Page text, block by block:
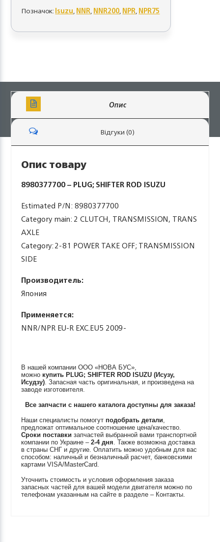
Позначок:Isuzu,NNR,NNR200,NPR,NPR75
Опис
Відгуки (0)
Опис товару
8980377700 – PLUG; SHIFTER ROD ISUZU
Estimated P/N: 8980377700
Category main: 2 CLUTCH, TRANSMISSION, TRANS
AXLE
Category: 2-81 POWER TAKE OFF; TRANSMISSION
SIDE
Производитель:
Япония
Применяется:
NNR/NPR EU-R EXC.EU5 2009-
В нашей компании ООО «НОВА БУС»,
можно купить PLUG; SHIFTER ROD ISUZU (Исузу,
Исудзу). Запасная часть оригинальная, и произведена на
заводе изготовителя.
Все запчасти с нашего каталога доступны для заказа!
Наши специалисты помогут подобрать детали,
предложат оптимальное соотношение цена/качество.
Сроки поставки запчастей выбранной вами транспортной
компании по Украине –2-4 дня. Также возможна доставка
в страны СНГ и другие. Оплатить можно удобным для вас
способом: наличный и безналичный расчет, банковскими
картами VISA/MasterCard.
Уточнить стоимость и условия оформления заказа
запасных частей для вашей модели двигателя можно по
телефонам указанным на сайте в разделе – Контакты.